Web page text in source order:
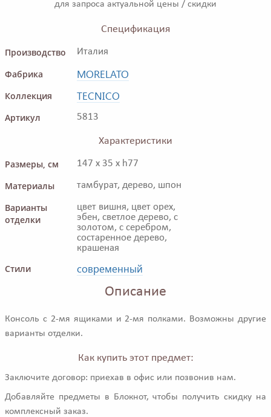
для запроса актуальной цены / скидки
Спецификация
Производство
Италия
Фабрика MORELATO
Коллекция TECNICO
Артикул 5813
Характеристики
Размеры, см
147 x 35 x h77
Материалы тамбурат, дерево, шпон
Варианты
отделки
цвет вишня, цвет орех,
эбен, светлое дерево, с
золотом, с серебром,
состаренное дерево,
крашеная
Стили современный
Описание
Консоль с 2-мя ящиками и 2-мя полками. Возможны другие
варианты отделки.
Как купить этот предмет:
Заключите договор: приехав в офис или позвонив нам.
Добавляйте предметы в Блокнот, чтобы получить скидку на
комплексный заказ.